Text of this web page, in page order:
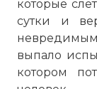
которые
сутки и
выпало
котором